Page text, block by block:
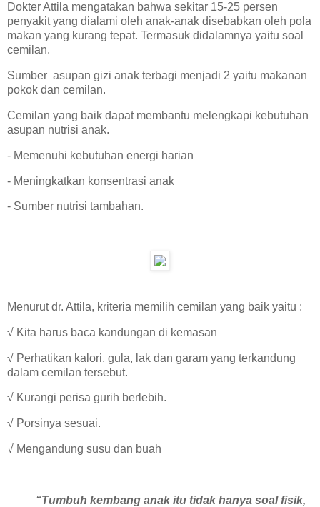
Dokter Attila mengatakan bahwa sekitar 15-25 persen
penyakit yang dialami oleh anak-anak disebabkan oleh pola
makan yang kurang tepat. Termasuk didalamnya yaitu soal
cemilan.
Sumber asupan gizi anak terbagi menjadi 2 yaitu makanan
pokok dan cemilan.
Cemilan yang baik dapat membantu melengkapi kebutuhan
asupan nutrisi anak.
- Memenuhi kebutuhan energi harian
- Meningkatkan konsentrasi anak
- Sumber nutrisi tambahan.
Menurut dr. Attila, kriteria memilih cemilan yang baik yaitu :
√ Kita harus baca kandungan di kemasan
√ Perhatikan kalori, gula, lak dan garam yang terkandung
dalam cemilan tersebut.
√ Kurangi perisa gurih berlebih.
√ Porsinya sesuai.
√ Mengandung susu dan buah
“Tumbuh kembang anak itu tidak hanya soal fisik,